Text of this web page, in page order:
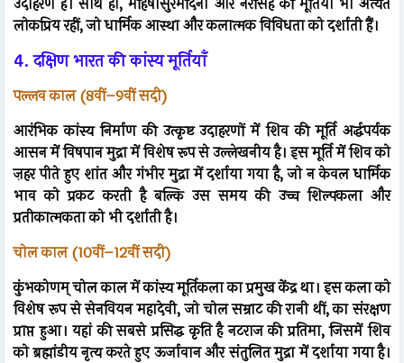
लोकप्रिय रहीं, जो धार्मिक आस्था और कलात्मक विविधता को दर्शाती हैं।
4. दक्षिण भारत की कांस्य मूर्तियाँ
पल्लव काल (8वीं–9वीं सदी)
आरंभिक कांस्य निर्माण की उत्कृष्ट उदाहरणों में शिव की मूर्ति अर्द्धपर्यक
आसन में विषपान मुद्रा में विशेष रूप से उल्लेखनीय है। इस मूर्ति में शिव को
ज़हर पीते हुए शांत और गंभीर मुद्रा में दर्शाया गया है, जो न केवल धार्मिक
भाव को प्रकट करती है बल्कि उस समय की उच्च शिल्पकला और
प्रतीकात्मकता को भी दर्शाती है।
चोल काल (10वीं–12वीं सदी)
कुंभकोणम् चोल काल में कांस्य मूर्तिकला का प्रमुख केंद्र था। इस कला को
विशेष रूप से सेनवियन महादेवी, जो चोल सम्राट की रानी थीं, का संरक्षण
प्राप्त हुआ। यहां की सबसे प्रसिद्ध कृति है नटराज की प्रतिमा, जिसमें शिव
को ब्रह्मांडीय नृत्य करते हुए ऊर्जावान और संतुलित मुद्रा में दर्शाया गया है।